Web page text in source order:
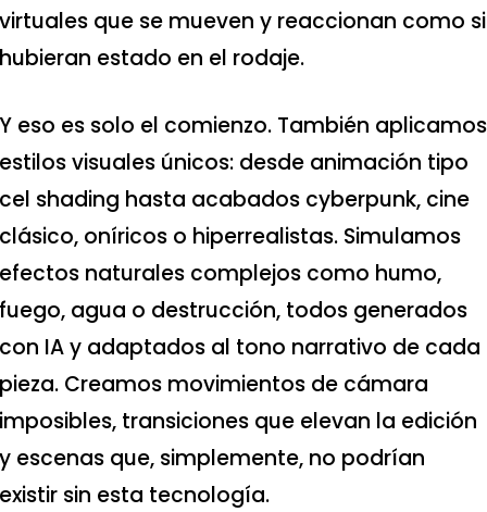
virtuales que se mueven y reaccionan como si
hubieran estado en el rodaje.
Y eso es solo el comienzo. También aplicamos
estilos visuales únicos: desde animación tipo
cel shading hasta acabados cyberpunk, cine
clásico, oníricos o hiperrealistas. Simulamos
efectos naturales complejos como humo,
fuego, agua o destrucción, todos generados
con IA y adaptados al tono narrativo de cada
pieza. Creamos movimientos de cámara
imposibles, transiciones que elevan la edición
y escenas que, simplemente, no podrían
existir sin esta tecnología.